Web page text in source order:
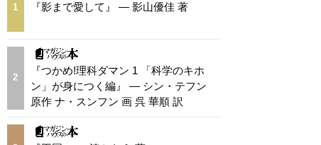
1 『影まで愛して』 — 影山優佳 著
2
『つかめ!理科ダマン 1 「科学のキホ
ン」が身につく編』 — シン・テフン
原作 ナ・スンフン 画 呉 華順 訳